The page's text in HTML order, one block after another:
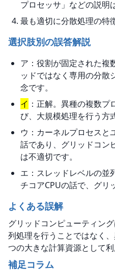
プロセッサ」などの説明
最も適切に分散処理の特
選択肢別の誤答解説
ア：役割が固定された複
ッドではなく専用の分散
念です。
イ ：正解。異種の複数
び、大規模処理を行う方
ウ：カーネルプロセスと
話であり、グリッドコン
は不適切です。
エ：スレッドレベルの並
チコアCPUの話で、グリ
よくある誤解
グリッドコンピューティン
列処理を行うことではなく
つの大きな計算資源として利
補足コラム